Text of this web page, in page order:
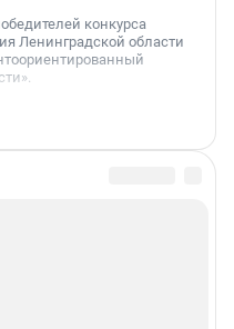
конкурса
Ленинградской области